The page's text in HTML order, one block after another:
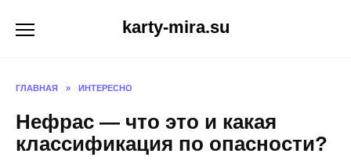
karty-mira.su
ГЛАВНАЯ » ИНТЕРЕСНО
Нефрас — что это и какая
классификация по опасности?